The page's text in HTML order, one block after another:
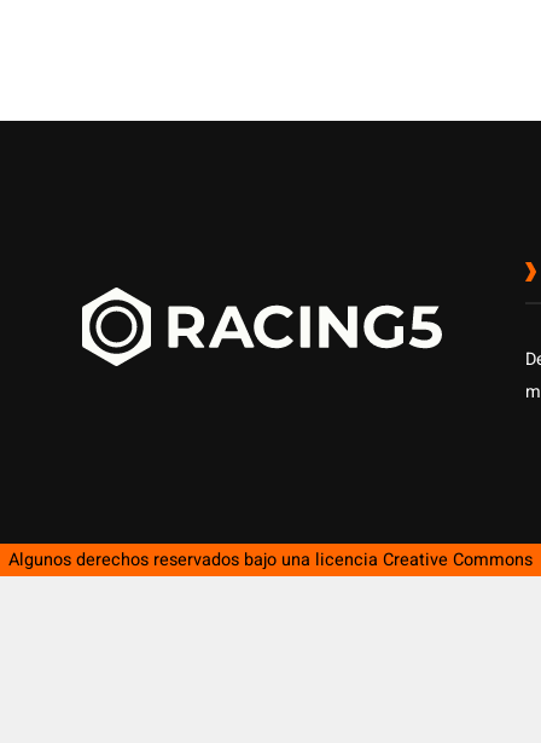
Algunos derechos reservados bajo una licencia Creative Commons